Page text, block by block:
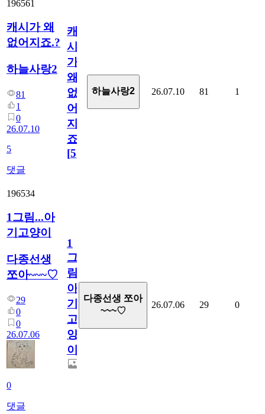
196561
캐시가 왜
없어지죠.?
하늘사랑2
81
1
0
26.07.10
5
댓글
캐
시
가
왜
없
어
지
죠.?
[5]
하늘사랑2 26.07.10 81 1
196534
1그림...아
기고양이
다종선생
쪼아~~~♡
29
0
0
26.07.06
0
댓글
1
그
림...
아
기
고
양
이
다종선생 쪼아
~~~♡
26.07.06 29 0